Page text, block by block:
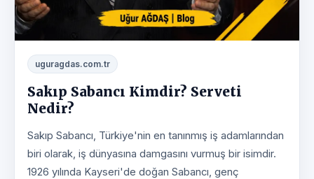
uguragdas.com.tr
Sakıp Sabancı Kimdir? Serveti
Nedir?
Sakıp Sabancı, Türkiye'nin en tanınmış iş adamlarından
biri olarak, iş dünyasına damgasını vurmuş bir isimdir.
1926 yılında Kayseri'de doğan Sabancı, genç